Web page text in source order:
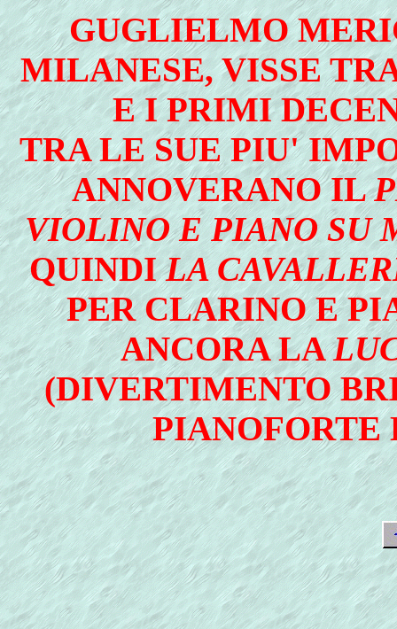
GUGLIELMO
MILANESE, VISSE
E I PRIMI
TRA LE SUE PIU'
ANNOVERANO IL
VIOLINO E PIANO SU
QUINDILA
PER CLARINO E
ANCORA LA
(DIVERTIMENTO
PIANOFORTE